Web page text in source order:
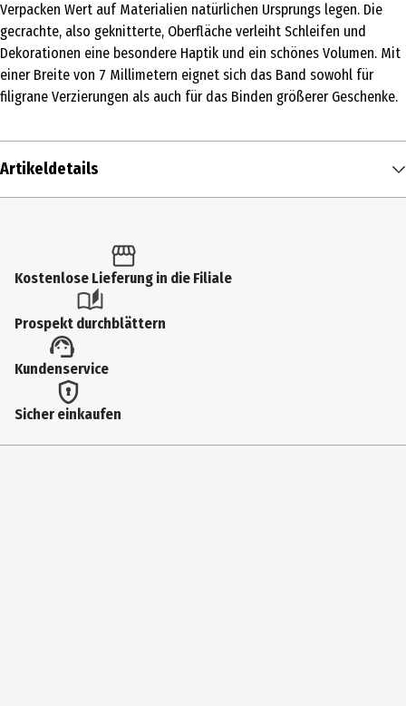
Verpacken Wert auf Materialien natürlichen Ursprungs legen. Die
gecrachte, also geknitterte, Oberfläche verleiht Schleifen und
Dekorationen eine besondere Haptik und ein schönes Volumen. Mit
einer Breite von 7 Millimetern eignet sich das Band sowohl für
filigrane Verzierungen als auch für das Binden größerer Geschenke.
Artikeldetails
Produkttyp
Geschenkverpackungen
Lieferumfang
7mmx30m-Knäuel
Kostenlose Lieferung in die Filiale
Prospekt durchblättern
Kundenservice
Sicher einkaufen